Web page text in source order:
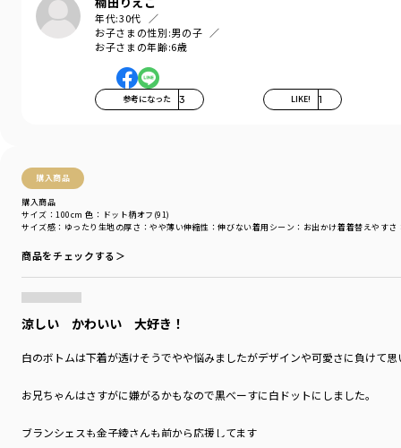
年代:30代
お子さまの性別:男の子
お子さまの年齢:6歳
参考になった 3 LIKE! 1
購入商品
購入商品
サイズ感 ：ゆったり 生地の厚さ ：やや薄い伸縮性 ：伸びない着用シーン ：お出かけ着着替えやすさ
サイズ：100cm 色：ドット柄オフ(91)
商品をチェックする＞
涼しい かわいい 大好き！
白のボトムは下着が透けそうでやや悩みましたがデザインや可愛さに負けて
お兄ちゃんはさすがに嫌がるかもなので黒べーすに白ドットにしました。
ブランシェスも金子綾さんも前から応援してます